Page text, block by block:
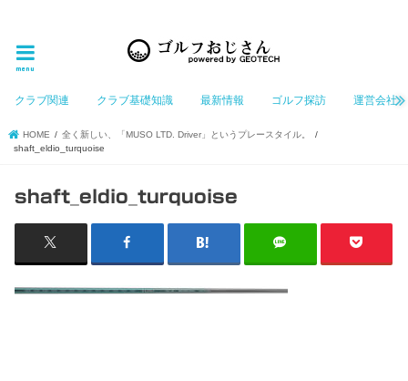
menu
クラブ関連 クラブ基礎知識 最新情報 ゴルフ探訪 運営会社
HOME
全く新しい、「MUSO LTD. Driver」というプレースタイル。
shaft_eldio_turquoise
shaft_eldio_turquoise